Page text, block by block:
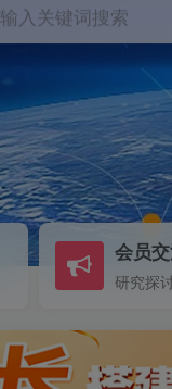
输入关键词搜索
会员
研究探